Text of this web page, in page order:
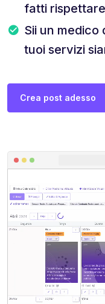
fatti rispettare
Sii un medico
tuoi servizi
Crea post adesso